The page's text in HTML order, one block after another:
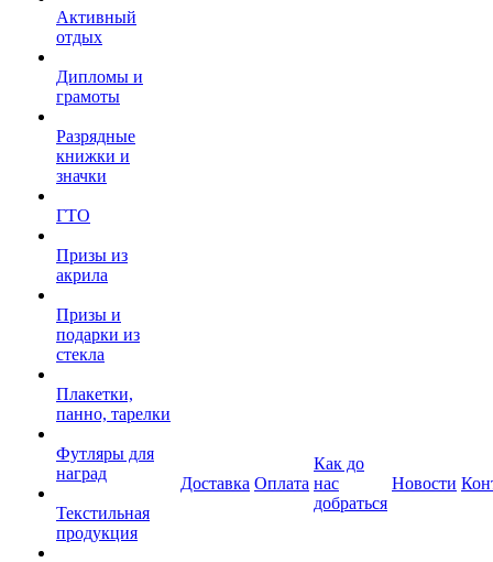
Активный
отдых
Дипломы и
грамоты
Разрядные
книжки и
значки
ГТО
Призы из
акрила
Призы и
подарки из
стекла
Плакетки,
панно, тарелки
Футляры для
наград
Текстильная
продукция
Доставка Оплата
Как до
нас
добраться
Новости